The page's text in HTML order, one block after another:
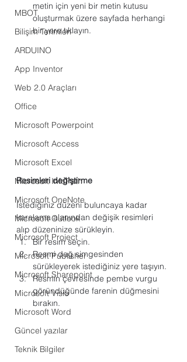
MBOT
Bilişim Terimleri
ARDUINO
App Inventor
Web 2.0 Araçları
Office
Microsoft Powerpoint
Microsoft Access
Microsoft Excel
Microsoft InfoPath
Microsoft OneNote
Microsoft Outlook
Microsoft Project
Microsoft Publisher
Microsoft Sharepoint
Microsoft Visio
Microsoft Word
Güncel yazılar
Teknik Bilgiler
metin için yeni bir metin kutusu
oluşturmak üzere sayfada herhangi
bir yere tıklayın.
Resimleri değiştirme
İstediğiniz düzeni buluncaya kadar
karalama alanından değişik resimleri
alıp düzeninize sürükleyin.
Bir resim seçin.
Resmi dağ simgesinden
sürükleyerek istediğiniz yere taşıyın.
Resmin çevresinde pembe vurgu
göründüğünde farenin düğmesini
bırakın.